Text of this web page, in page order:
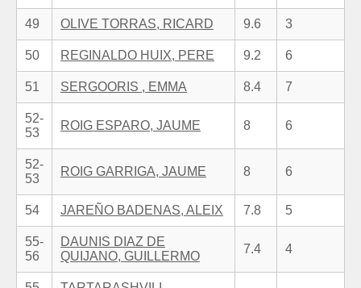
49 OLIVE TORRAS, RICARD 9.6 3
50 REGINALDO HUIX, PERE 9.2 6
51 SERGOORIS , EMMA 8.4 7
52-
53
ROIG ESPARO, JAUME 8 6
52-
53
ROIG GARRIGA, JAUME 8 6
54 JAREÑO BADENAS, ALEIX 7.8 5
55-
56
DAUNIS DIAZ DE
QUIJANO, GUILLERMO
7.4 4